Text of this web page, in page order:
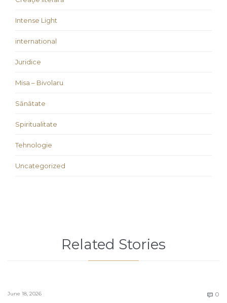
Intense Light
international
Juridice
Misa – Bivolaru
Sănătate
Spiritualitate
Tehnologie
Uncategorized
Related Stories
June 18, 2026  0